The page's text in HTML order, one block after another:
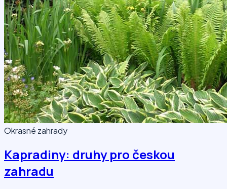
Okrasné zahrady
Kapradiny: druhy pro českou
zahradu